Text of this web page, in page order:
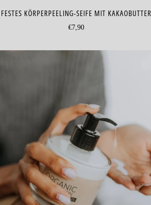
FESTES KÖRPERPEELING-SEIFE MIT KAKAOBUTTER
€7,90